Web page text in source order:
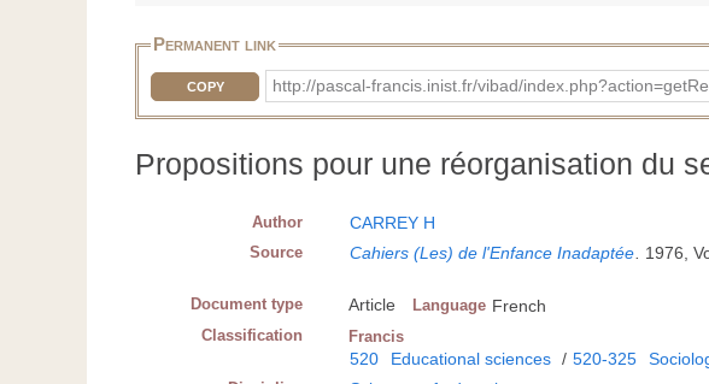
Permanent link
COPY http://pascal-francis.inist.fr/vibad/
Propositions pour une réorganisation du
Author CARREY H
Source Cahiers (Les) de l'Enfance Inadaptée. 1976,
Document type Article Language French
Classification Francis
520 Educational sciences / 520-325